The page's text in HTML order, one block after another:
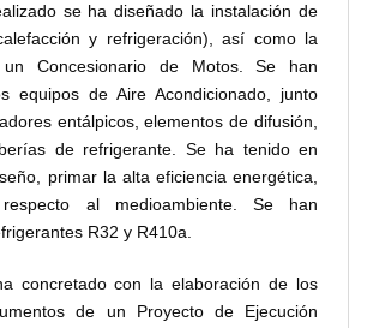
se ha diseñado la instalación de
y refrigeración), así como la
un Concesionario de Motos. Se han
equipos de Aire Acondicionado, junto
entálpicos, elementos de difusión,
de refrigerante. Se ha tenido en
primar la alta eficiencia energética,
al medioambiente. Se han
R32 y R410a.
concretado con la elaboración de los
de un Proyecto de Ejecución